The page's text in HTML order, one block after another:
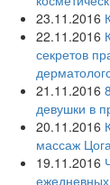
23.11.2016
22.11.2016
секретов
21.11.2016
девушки в
20.11.2016
массаж
19.11.2016